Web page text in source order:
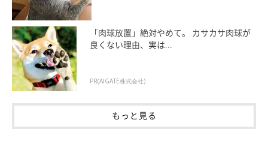
「肉球放置」絶対やめて。 カサカサ肉球が
良くない理由、実は...
PR(AIGATE株式会社)
もっと見る